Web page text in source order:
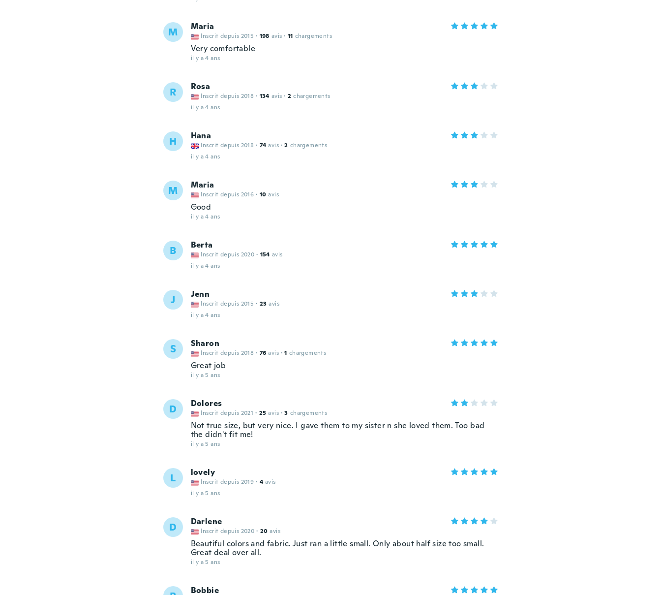
M Maria
Inscrit depuis 2015 · 198 avis · 11 chargements
Very comfortable
il y a 4 ans
R Rosa
Inscrit depuis 2018 · 134 avis · 2 chargements
il y a 4 ans
H Hana
Inscrit depuis 2018 · 74 avis · 2 chargements
il y a 4 ans
M Maria
Inscrit depuis 2016 · 10 avis
Good
il y a 4 ans
B Berta
Inscrit depuis 2020 · 154 avis
il y a 4 ans
J Jenn
Inscrit depuis 2015 · 23 avis
il y a 4 ans
S Sharon
Inscrit depuis 2018 · 76 avis · 1 chargements
Great job
il y a 5 ans
D Dolores
Inscrit depuis 2021 · 25 avis · 3 chargements
Not true size, but very nice. I gave them to my sister n she loved them. Too bad
the didn't fit me!
il y a 5 ans
L lovely
Inscrit depuis 2019 · 4 avis
il y a 5 ans
D Darlene
Inscrit depuis 2020 · 20 avis
Beautiful colors and fabric. Just ran a little small. Only about half size too small.
Great deal over all.
il y a 5 ans
Bobbie